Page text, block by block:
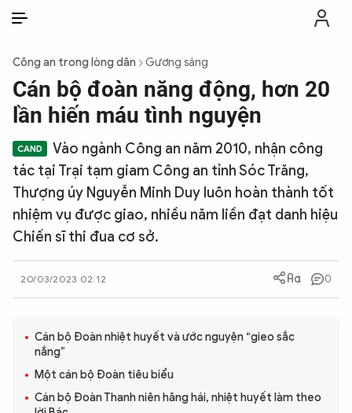
THỜI SỰ
CÔNG AN TRONG LÒNG DÂN
XÃ HỘI
PHÁP LUẬT
QUỐC TẾ
Công an trong lòng dân Gương sáng
Cán bộ đoàn năng động, hơn 20
lần hiến máu tình nguyện
Vào ngành Công an năm 2010, nhận công
tác tại Trại tạm giam Công an tỉnh Sóc Trăng,
Thượng úy Nguyễn Minh Duy luôn hoàn thành tốt
nhiệm vụ được giao, nhiều năm liền đạt danh hiệu
Chiến sĩ thi đua cơ sở.
20/03/2023 02:12 0
Cán bộ Đoàn nhiệt huyết và ước nguyện “gieo sắc
nắng”
Một cán bộ Đoàn tiêu biểu
Cán bộ Đoàn Thanh niên hăng hái, nhiệt huyết làm theo